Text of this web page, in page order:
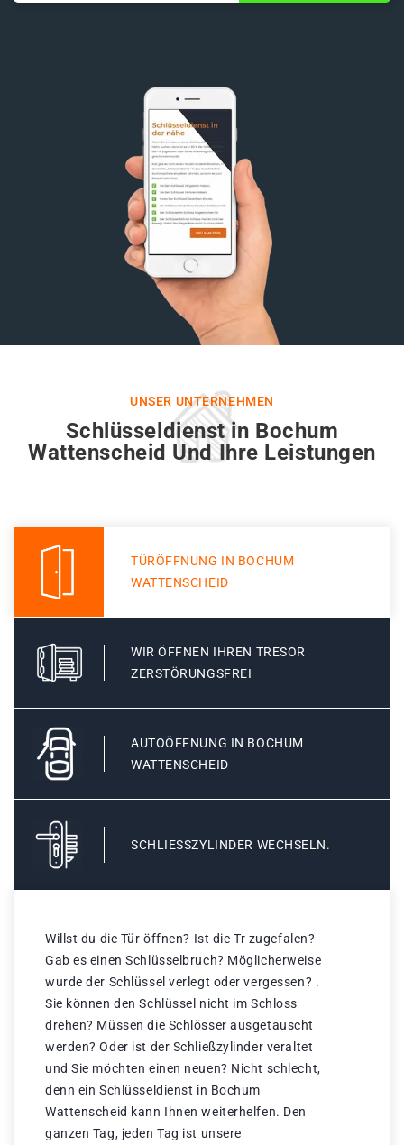
UNSER UNTERNEHMEN
Schlüsseldienst in Bochum
Wattenscheid Und Ihre Leistungen
TÜRÖFFNUNG IN BOCHUM
WATTENSCHEID
WIR ÖFFNEN IHREN TRESOR
ZERSTÖRUNGSFREI
AUTOÖFFNUNG IN BOCHUM
WATTENSCHEID
SCHLIESSZYLINDER WECHSELN.
Willst du die Tür öffnen? Ist die Tr zugefalen?
Gab es einen Schlüsselbruch? Möglicherweise
wurde der Schlüssel verlegt oder vergessen? .
Sie können den Schlüssel nicht im Schloss
drehen? Müssen die Schlösser ausgetauscht
werden? Oder ist der Schließzylinder veraltet
und Sie möchten einen neuen? Nicht schlecht,
denn ein Schlüsseldienst in Bochum
Wattenscheid kann Ihnen weiterhelfen. Den
ganzen Tag, jeden Tag ist unsere